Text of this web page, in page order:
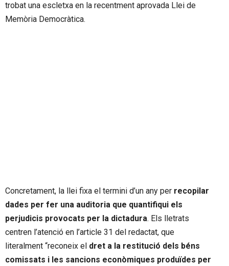
trobat una escletxa en la recentment aprovada Llei de
Memòria Democràtica.
Concretament, la llei fixa el termini d’un any per recopilar
dades per fer una auditoria que quantifiqui els
perjudicis provocats per la dictadura. Els lletrats
centren l’atenció en l’article 31 del redactat, que
literalment “reconeix el dret a la restitució dels béns
comissats i les sancions econòmiques produïdes per